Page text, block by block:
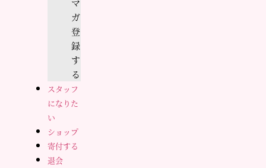
マ
ガ
登
録
す
る
スタッフ
になりた
い
ショップ
寄付する
退会